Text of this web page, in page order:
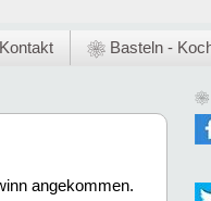
❀ Basteln -
angekommen.
❀